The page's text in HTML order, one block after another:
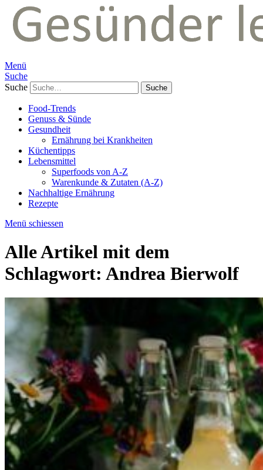
Menü
Suche
Suche
Food-Trends
Genuss & Sünde
Gesundheit
Ernährung bei Krankheiten
Küchentipps
Lebensmittel
Superfoods von A-Z
Warenkunde & Zutaten (A-Z)
Nachhaltige Ernährung
Rezepte
Menü schiessen
Alle Artikel mit dem
Schlagwort: Andrea Bierwolf